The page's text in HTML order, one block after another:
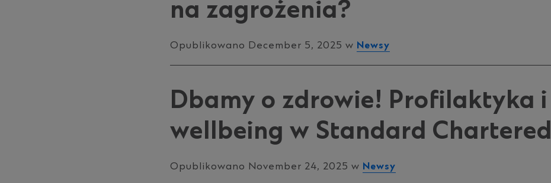
na zagrożenia?
Opublikowano December 5, 2025 w Newsy
Dbamy o zdrowie! Profilaktyka i
wellbeing w Standard Chartered
Opublikowano November 24, 2025 w Newsy